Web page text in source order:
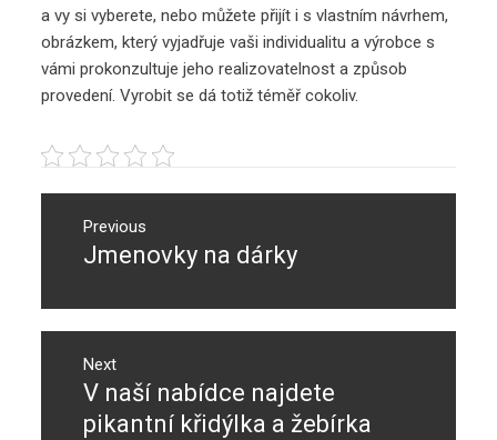
a vy si vyberete, nebo můžete přijít i s vlastním návrhem,
obrázkem, který vyjadřuje vaši individualitu a výrobce s
vámi prokonzultuje jeho realizovatelnost a způsob
provedení. Vyrobit se dá totiž téměř cokoliv.
Navigace
příspěvek
Previous
Previous
Jmenovky na dárky
Next
Next
post:
V naší nabídce najdete
pikantní křidýlka a žebírka